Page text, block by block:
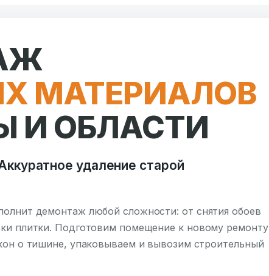
МАТЕРИАЛОВ
И ОБЛАСТИ
удаление старой
демонтаж любой сложности: от снятия обоев
плитки. Подготовим помещение к новому ремонту
о тишине, упаковываем и вывозим строительный